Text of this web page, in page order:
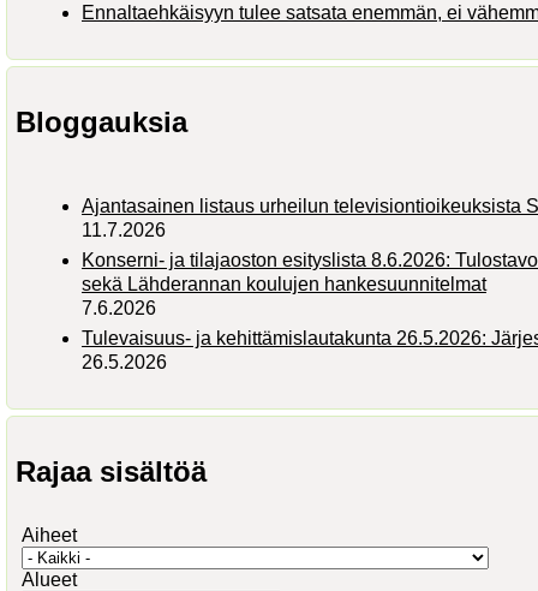
Ennaltaehkäisyyn tulee satsata enemmän, ei
Bloggauksia
Ajantasainen listaus urheilun televisiontioikeuksista
11.7.2026
Konserni- ja tilajaoston esityslista 8.6.2026:
sekä Lähderannan koulujen hankesuunnitelmat
7.6.2026
Tulevaisuus- ja kehittämislautakunta 26.5.2026:
26.5.2026
Rajaa sisältöä
Aiheet
Alueet